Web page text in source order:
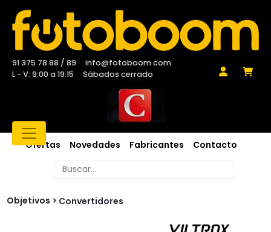
91 375 78 88 / 89
info@fotoboom.com
L - V: 9:00 a 19:15
Sábados cerrado
Ofertas Novedades Fabricantes Contacto
Objetivos Convertidores